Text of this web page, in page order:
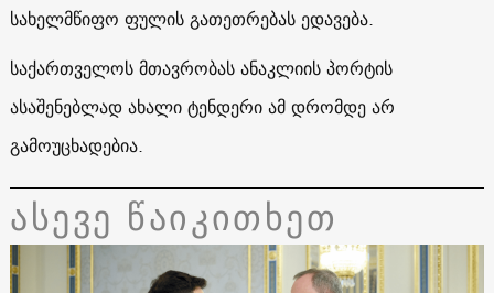
სახელმწიფო ფულის გათეთრებას ედავება.
საქართველოს მთავრობას ანაკლიის პორტის
ასაშენებლად ახალი ტენდერი ამ დრომდე არ
გამოუცხადებია.
ასევე წაიკითხეთ